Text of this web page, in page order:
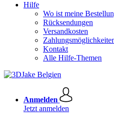
Hilfe
Wo ist meine
Rücksendungen
Versandkosten
Kontakt
Alle Hilfe-Themen
Anmelden
Jetzt anmelden